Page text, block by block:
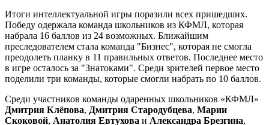
Итоги интеллектуальной игры поразили всех пришедших.
Победу одержала команда школьников из КФМЛ, которая
набрала 16 баллов из 24 возможных. Ближайшим
преследователем стала команда "Бизнес", которая не смогла
преодолеть планку в 11 правильных ответов. Последнее место
в игре осталось за "Знатоками". Среди зрителей первое место
поделили три команды, которые смогли набрать по 10 баллов.
Среди участников команды одаренных школьников «КФМЛ»
Дмитрия Клёпова, Дмитрия Стародубцева, Марии
Скоковой, Анатолия Евтухова и Александра Брезгина,